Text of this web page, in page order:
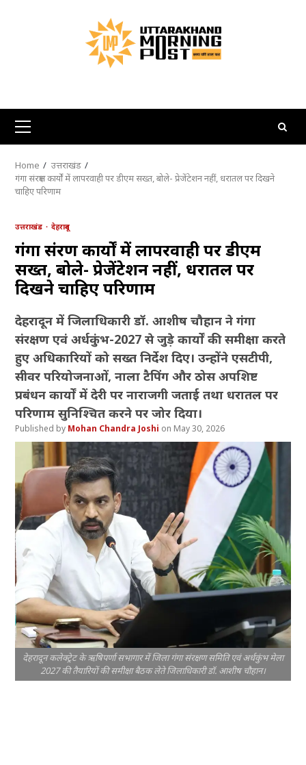
Primary
Menu
Home
उत्तराखंड
गंगा संरक्षण कार्यों में लापरवाही पर डीएम सख्त, बोले- प्रेजेंटेशन नहीं, धरातल पर दिखने
चाहिए परिणाम
उत्तराखंड देहरादून
गंगा संरक्षण कार्यों में लापरवाही पर डीएम
सख्त, बोले- प्रेजेंटेशन नहीं, धरातल पर
दिखने चाहिए परिणाम
देहरादून में जिलाधिकारी डॉ. आशीष चौहान ने गंगा
संरक्षण एवं अर्धकुंभ-2027 से जुड़े कार्यों की समीक्षा करते
हुए अधिकारियों को सख्त निर्देश दिए। उन्होंने एसटीपी,
सीवर परियोजनाओं, नाला टैपिंग और ठोस अपशिष्ट
प्रबंधन कार्यों में देरी पर नाराजगी जताई तथा धरातल पर
परिणाम सुनिश्चित करने पर जोर दिया।
Mohan Chandra Joshi May 30, 2026
देहरादून कलेक्ट्रेट के ऋषिपर्णा सभागार में जिला गंगा संरक्षण समिति एवं अर्धकुंभ मेला
2027 की तैयारियों की समीक्षा बैठक लेते जिलाधिकारी डॉ. आशीष चौहान।